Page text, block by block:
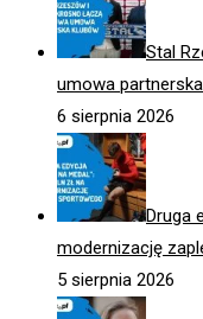
Stal
umowa
6 sierpnia 2026
Druga
modernizację
5 sierpnia 2026